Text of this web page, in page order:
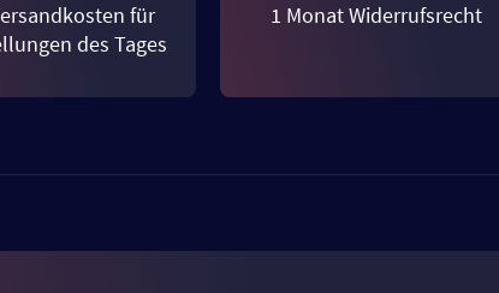
für
des Tages
1 Monat Widerrufsrecht